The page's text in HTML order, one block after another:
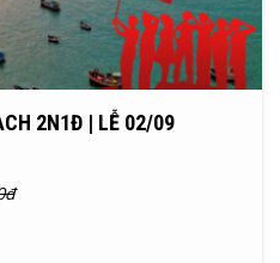
2N1Đ | LỄ 02/09